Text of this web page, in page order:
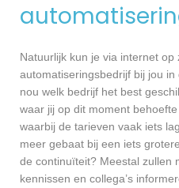
Natuurlijk kun je via internet op
automatiseringsbedrijf bij jou
nou welk bedrijf het best
waar jij op dit moment
waarbij de tarieven vaak iets
meer gebaat bij een iets
de continuïteit? Meestal zullen
kennissen en collega’s